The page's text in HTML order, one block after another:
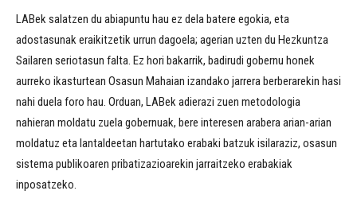
LABek salatzen du abiapuntu hau ez dela batere egokia, eta
adostasunak eraikitzetik urrun dagoela; agerian uzten du Hezkuntza
Sailaren seriotasun falta. Ez hori bakarrik, badirudi gobernu honek
aurreko ikasturtean Osasun Mahaian izandako jarrera berberarekin hasi
nahi duela foro hau. Orduan, LABek adierazi zuen metodologia
nahieran moldatu zuela gobernuak, bere interesen arabera arian-arian
moldatuz eta lantaldeetan hartutako erabaki batzuk isilaraziz, osasun
sistema publikoaren pribatizazioarekin jarraitzeko erabakiak
inposatzeko.